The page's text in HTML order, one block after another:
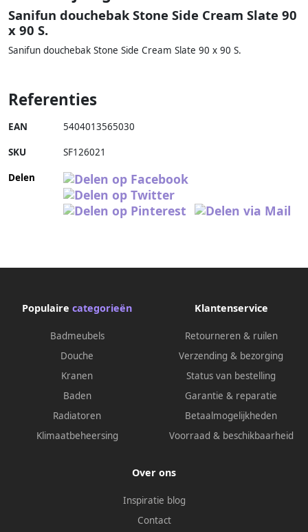
Sanifun douchebak Stone Side Cream Slate 90
x 90 S.
Sanifun douchebak Stone Side Cream Slate 90 x 90 S.
Referenties
EAN 5404013565030
SKU SF126021
Delen
Populaire categorieën
Badmeubels
Douche
Kranen
Baden
Radiatoren
Klimaatbeheersing
Klantenservice
Retourneren & ruilen
Verzending & bezorging
Status van bestelling
Garantie & reparatie
Betaalmogelijkheden
Voorraad & beschikbaarheid
Over ons
Inspiratie blog
Contact